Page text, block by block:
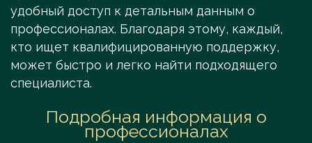
удобный доступ к детальным данным о
профессионалах. Благодаря этому, каждый,
кто ищет квалифицированную поддержку,
может быстро и легко найти подходящего
специалиста.
Подробная информация о
профессионалах